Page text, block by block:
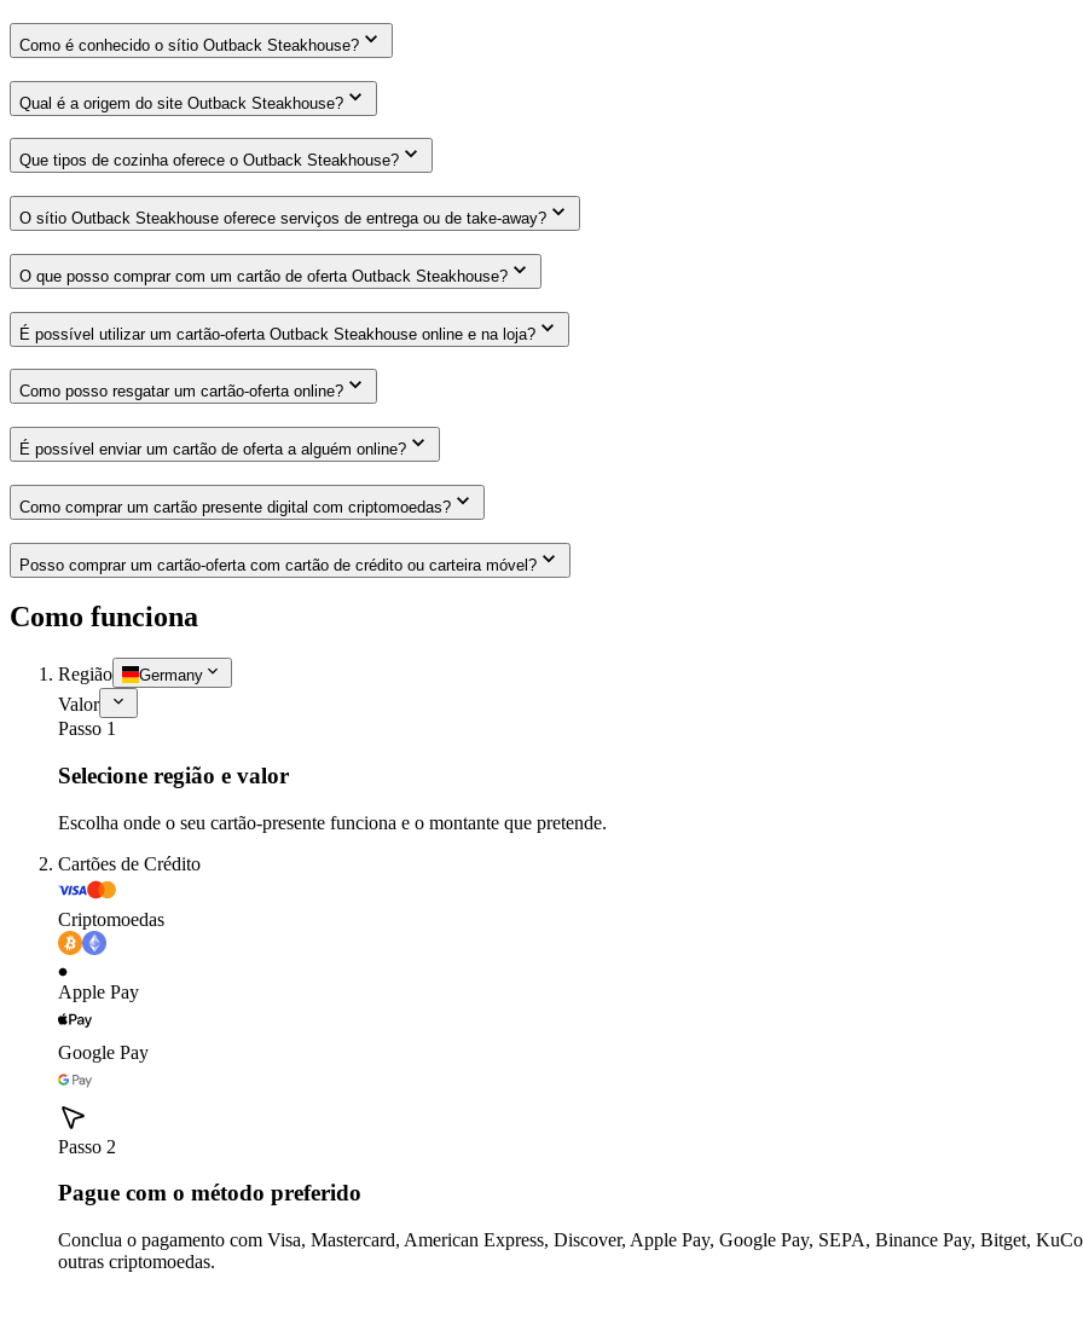
Como é conhecido o sítio Outback Steakhouse?
Qual é a origem do site Outback Steakhouse?
Que tipos de cozinha oferece o Outback Steakhouse?
O sítio Outback Steakhouse oferece serviços de entrega ou de take-away?
O que posso comprar com um cartão de oferta Outback Steakhouse?
É possível utilizar um cartão-oferta Outback Steakhouse online e na loja?
Como posso resgatar um cartão-oferta online?
É possível enviar um cartão de oferta a alguém online?
Como comprar um cartão presente digital com criptomoedas?
Posso comprar um cartão-oferta com cartão de crédito ou carteira móvel?
Como funciona
Região Germany
Valor
Passo 1
Selecione região e valor
Escolha onde o seu cartão-presente funciona e o montante que pretende.
Cartões de Crédito
Criptomoedas
Apple Pay
Google Pay
Passo 2
Pague com o método preferido
Conclua o pagamento com Visa, Mastercard, American Express, Discover, Apple Pay, Google Pay, SEPA, Binance Pay, Bitget,
outras criptomoedas.